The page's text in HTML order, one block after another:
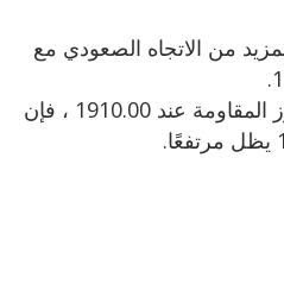
عن المزيد من الاتجاه الصعودي مع
ملاحظة: طالما لم يتم تجاوز المقاومة عند 1910.00 ، فإن